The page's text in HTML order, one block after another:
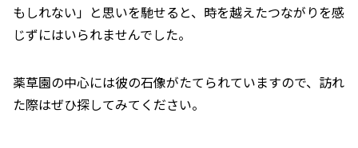
もしれない」と思いを馳せると、時を越えたつながりを感
じずにはいられませんでした。
薬草園の中心には彼の石像がたてられていますので、訪れ
た際はぜひ探してみてください。